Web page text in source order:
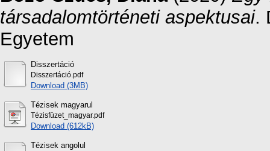
társadalomtörténeti aspektusai.
Egyetem
Disszertáció
Disszertáció.pdf
Download (3MB)
Tézisek magyarul
Tézisfüzet_magyar.pdf
Download (612kB)
Tézisek angolul